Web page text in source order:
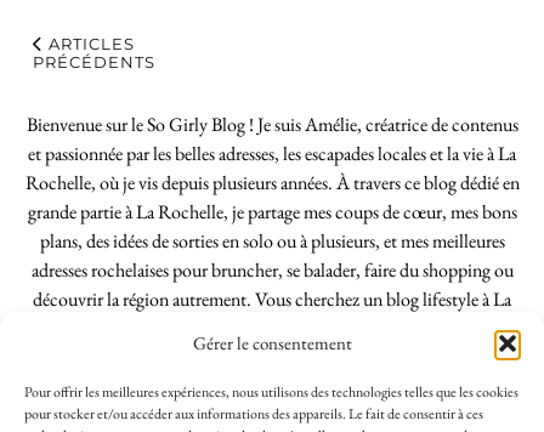
Gérer le consentement
Pour offrir les meilleures expériences, nous utilisons des technologies telles que les cookies
pour stocker et/ou accéder aux informations des appareils. Le fait de consentir à ces
ARTICLES
PRÉCÉDENTS
Bienvenue sur le So Girly Blog ! Je suis Amélie, créatrice de contenus
et passionnée par les belles adresses, les escapades locales et la vie à La
Rochelle, où je vis depuis plusieurs années. À travers ce blog dédié en
grande partie à La Rochelle, je partage mes coups de cœur, mes bons
plans, des idées de sorties en solo ou à plusieurs, et mes meilleures
adresses rochelaises pour bruncher, se balader, faire du shopping ou
découvrir la région autrement. Vous cherchez un blog lifestyle à La
Rochelle, tenu par une locale ? Vous êtes au bon endroit. Que vous
soyez Rochelais·e ou de passage dans notre belle ville, j’espère que mes
articles vous aideront à profiter de La Rochelle comme un·e vrai·e
initié·e. !